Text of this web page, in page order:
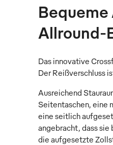
Allround-
Das innovative
Der Reißverschluss
Ausreichend
Seitentaschen, eine
eine seitlich
angebracht, dass
die aufgesetzte